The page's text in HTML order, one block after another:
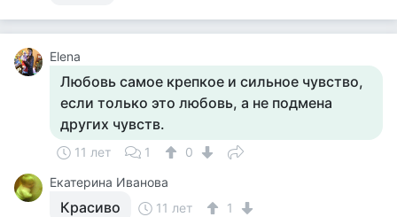
Elena
Любовь самое крепкое и сильное чувство,
если только это любовь, а не подмена
других чувств.
11 лет 1
0
Екатерина Иванова
Красиво 11 лет 1